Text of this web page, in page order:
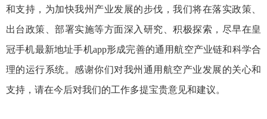
和支持，为加快我州产业发展的步伐，我们将在落实政策、
出台政策、部署实施等方面深入研究、积极探索，尽早在皇
冠手机最新地址手机app形成完善的通用航空产业链和科学合
理的运行系统。感谢你们对我州通用航空产业发展的关心和
支持，请在今后对我们的工作多提宝贵意见和建议。